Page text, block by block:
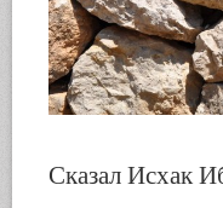
Сказал Исхак